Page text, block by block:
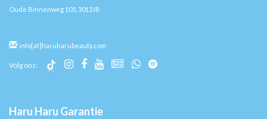
Oude Binnenweg 105, 3012JB
info[at]haruharubeauty.com
Volg ons:
Haru Haru Garantie